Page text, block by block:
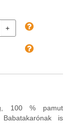
+
100 % pamut
is